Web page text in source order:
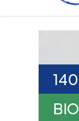
140
BIO